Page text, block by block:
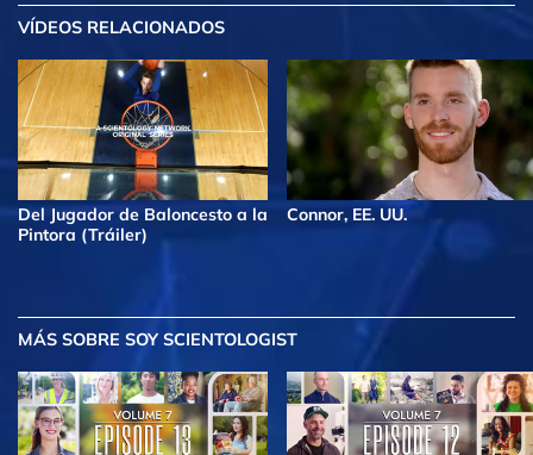
VÍDEOS RELACIONADOS
Del Jugador de Baloncesto a la
Pintora (Tráiler)
Connor, EE. UU.
MÁS SOBRE SOY SCIENTOLOGIST